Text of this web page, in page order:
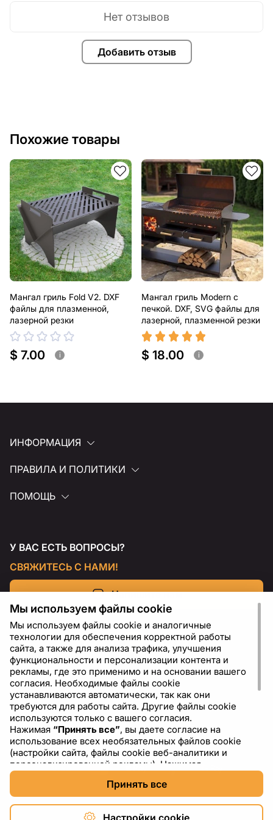
Добавить отзыв
Нет отзывов
Похожие товары
Мангал гриль Fold V2. DXF
файлы для плазменной,
лазерной резки
$ 7.00 i
Мангал гриль Modern с
печкой. DXF, SVG файлы для
лазерной, плазменной резки
$ 18.00 i
ИНФОРМАЦИЯ
ПРАВИЛА И ПОЛИТИКИ
ПОМОЩЬ
У ВАС ЕСТЬ ВОПРОСЫ?
СВЯЖИТЕСЬ С НАМИ!
Напишите нам
RU USD - US Dollar ($)
Мы используем файлы cookie
Мы используем файлы cookie и аналогичные
технологии для обеспечения корректной работы
сайта, а также для анализа трафика, улучшения
функциональности и персонализации контента и
рекламы, где это применимо и на основании вашего
согласия. Необходимые файлы cookie
устанавливаются автоматически, так как они
требуются для работы сайта. Другие файлы cookie
используются только с вашего согласия.
Нажимая “Принять все”, вы даете согласие на
использование всех необязательных файлов cookie
(настройки сайта, файлы cookie веб-аналитики и
персонализированной рекламы). Нажимая
“Отклонить все”
необходимые файлы cookie. Нажимая
cookie”, вы можете выбрать, какие категории файлов
cookie разрешить или отключить. Вы можете
Принять все
Настройки cookie